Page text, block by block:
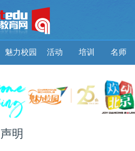
魅力校园 活动 培训 名师
声明